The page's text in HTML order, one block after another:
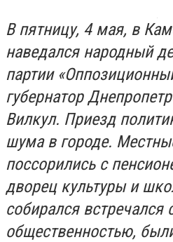
В пятницу, 4 мая, в
наведался народный
партии
губернатор
Вилкул. Приезд
шума в городе.
поссорились с
дворец культуры и
собирался встречался
общественностью,